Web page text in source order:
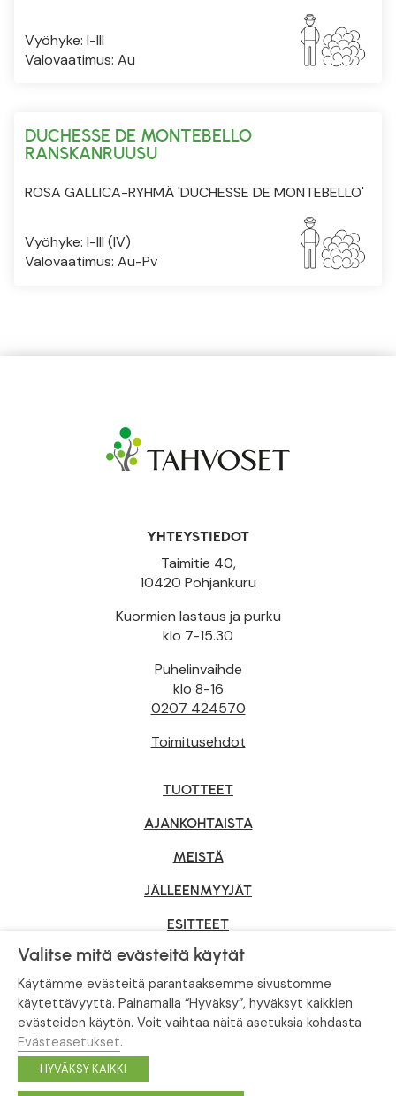
Vyöhyke: I-III
Valovaatimus: Au
DUCHESSE DE MONTEBELLO
RANSKANRUUSU
ROSA GALLICA-RYHMÄ 'DUCHESSE DE MONTEBELLO'
Vyöhyke: I-III (IV)
Valovaatimus: Au-Pv
YHTEYSTIEDOT
Taimitie 40,
10420 Pohjankuru
Kuormien lastaus ja purku
klo 7-15.30
Puhelinvaihde
klo 8-16
0207 424570
Toimitusehdot
TUOTTEET
AJANKOHTAISTA
MEISTÄ
JÄLLEENMYYJÄT
ESITTEET
YRITYSMYYNTI
Tietosuojaseloste
© Tahvoset, All Rights Reserved.
Valitse mitä evästeitä käytät
Käytämme evästeitä parantaaksemme sivustomme
käytettävyyttä. Painamalla “Hyväksy”, hyväksyt kaikkien
evästeiden käytön. Voit vaihtaa näitä asetuksia kohdasta
Evästeasetukset.
HYVÄKSY KAIKKI